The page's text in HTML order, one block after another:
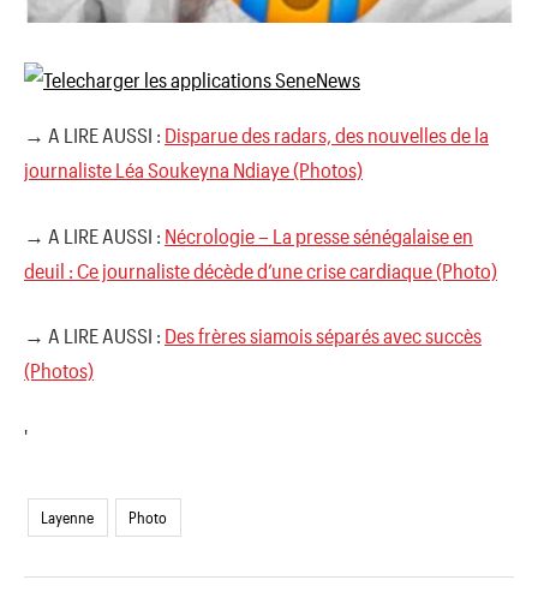
→ A LIRE AUSSI : Disparue des radars, des nouvelles de la
journaliste Léa Soukeyna Ndiaye (Photos)
→ A LIRE AUSSI : Nécrologie – La presse sénégalaise en
deuil : Ce journaliste décède d’une crise cardiaque (Photo)
→ A LIRE AUSSI : Des frères siamois séparés avec succès
(Photos)
'
Layenne Photo